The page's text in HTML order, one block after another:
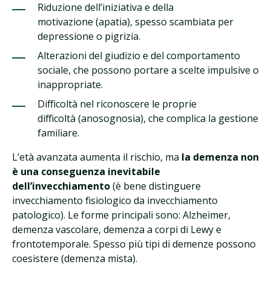
Riduzione dell’iniziativa e della
motivazione (apatia), spesso scambiata per
depressione o pigrizia.
Alterazioni del giudizio e del comportamento
sociale, che possono portare a scelte impulsive o
inappropriate.
Difficoltà nel riconoscere le proprie
difficoltà (anosognosia), che complica la gestione
familiare.
L’età avanzata aumenta il rischio, ma la demenza non
è una conseguenza inevitabile
dell’invecchiamento(è bene distinguere
invecchiamento fisiologico da invecchiamento
patologico). Le forme principali sono: Alzheimer,
demenza vascolare, demenza a corpi di Lewy e
frontotemporale. Spesso più tipi di demenze possono
coesistere (demenza mista).